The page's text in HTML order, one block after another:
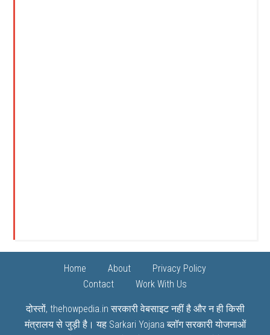
Home About
Privacy Policy
Contact
Work With Us
दोस्तों, thehowpedia.in सरकारी वेबसाइट नहीं है और न ही किसी
मंत्रालय से जुड़ी है। यह Sarkari Yojana ब्लॉग सरकारी योजनाओं